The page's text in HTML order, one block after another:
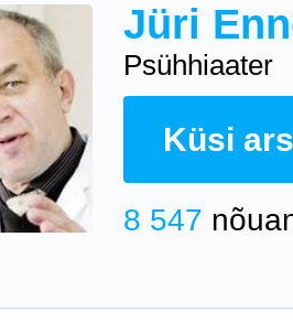
Jüri
Psühhiaater
Küsi
8 547